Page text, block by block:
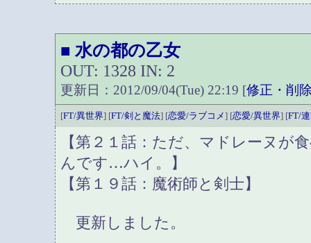
■ 水の都の乙女
OUT: 1328 IN: 2
更新日：2012/09/04(Tue) 22:19 [修正・削
[FT/異世界] [FT/剣と魔法] [恋愛/ラブコメ] [恋愛/異世界] [FT/
【第２１話：ただ、マドレーヌが
んです…ハイ。】
【第１９話：魔術師と剣士】
更新しました。